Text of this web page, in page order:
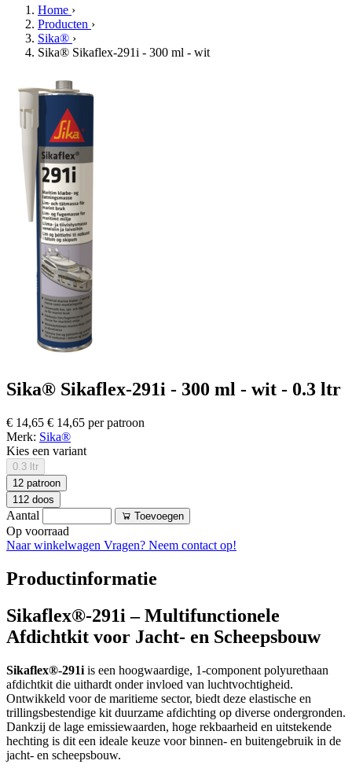
Home ›
Producten ›
Sika® ›
Sika® Sikaflex-291i - 300 ml - wit
Sika® Sikaflex-291i - 300 ml - wit - 0.3 ltr
€ 14,65 € 14,65 per patroon
Merk: Sika®
Kies een variant
0.3 ltr
12 patroon
112 doos
Aantal Toevoegen
Op voorraad
Naar winkelwagen Vragen? Neem contact op!
Productinformatie
Sikaflex®-291i – Multifunctionele
Afdichtkit voor Jacht- en Scheepsbouw
Sikaflex®-291i is een hoogwaardige, 1-component polyurethaan
afdichtkit die uithardt onder invloed van luchtvochtigheid.
Ontwikkeld voor de maritieme sector, biedt deze elastische en
trillingsbestendige kit duurzame afdichting op diverse ondergronden.
Dankzij de lage emissiewaarden, hoge rekbaarheid en uitstekende
hechting is dit een ideale keuze voor binnen- en buitengebruik in de
jacht- en scheepsbouw.